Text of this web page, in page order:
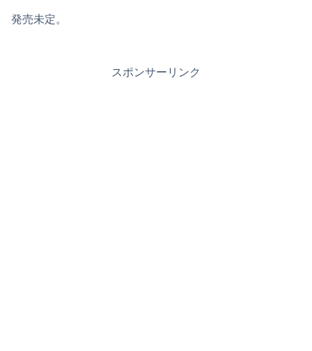
発売未定。
スポンサーリンク